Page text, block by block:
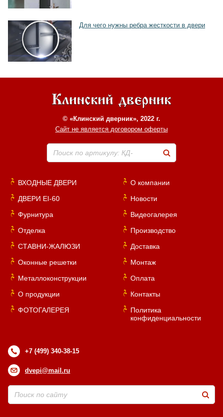
Для чего нужны ребра жесткости в двери
© «Клинский дверник», 2022 г.
Сайт не является договором оферты
Поиск по артикулу: КД-
ВХОДНЫЕ ДВЕРИ
ДВЕРИ EI-60
Фурнитура
Отделка
СТАВНИ-ЖАЛЮЗИ
Оконные решетки
Металлоконструкции
О продукции
ФОТОГАЛЕРЕЯ
О компании
Новости
Видеогалерея
Производство
Доставка
Монтаж
Оплата
Контакты
Политика
конфиденциальности
+7 (499) 340-38-15
dvepi@mail.ru